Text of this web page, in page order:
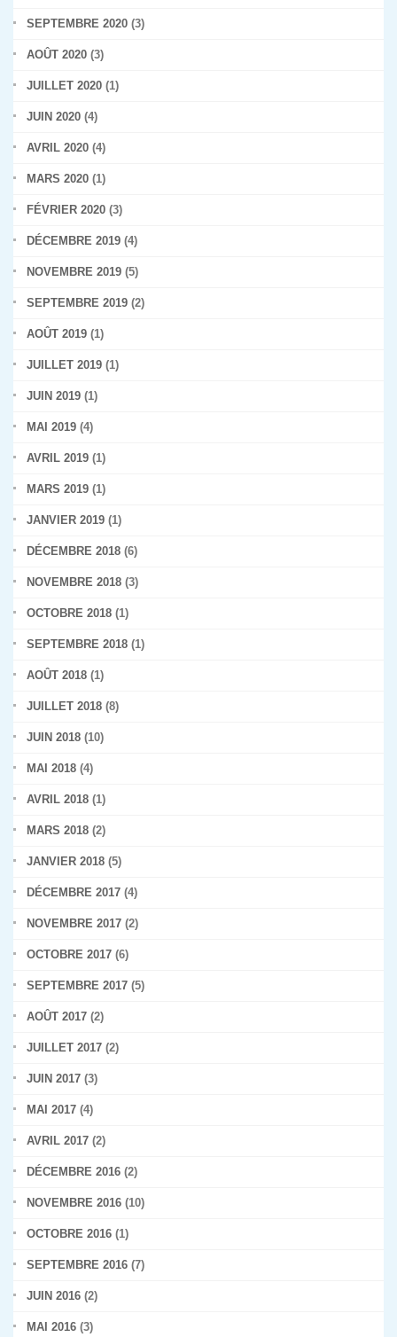
SEPTEMBRE 2020 (3)
AOÛT 2020 (3)
JUILLET 2020 (1)
JUIN 2020 (4)
AVRIL 2020 (4)
MARS 2020 (1)
FÉVRIER 2020 (3)
DÉCEMBRE 2019 (4)
NOVEMBRE 2019 (5)
SEPTEMBRE 2019 (2)
AOÛT 2019 (1)
JUILLET 2019 (1)
JUIN 2019 (1)
MAI 2019 (4)
AVRIL 2019 (1)
MARS 2019 (1)
JANVIER 2019 (1)
DÉCEMBRE 2018 (6)
NOVEMBRE 2018 (3)
OCTOBRE 2018 (1)
SEPTEMBRE 2018 (1)
AOÛT 2018 (1)
JUILLET 2018 (8)
JUIN 2018 (10)
MAI 2018 (4)
AVRIL 2018 (1)
MARS 2018 (2)
JANVIER 2018 (5)
DÉCEMBRE 2017 (4)
NOVEMBRE 2017 (2)
OCTOBRE 2017 (6)
SEPTEMBRE 2017 (5)
AOÛT 2017 (2)
JUILLET 2017 (2)
JUIN 2017 (3)
MAI 2017 (4)
AVRIL 2017 (2)
DÉCEMBRE 2016 (2)
NOVEMBRE 2016 (10)
OCTOBRE 2016 (1)
SEPTEMBRE 2016 (7)
JUIN 2016 (2)
MAI 2016 (3)